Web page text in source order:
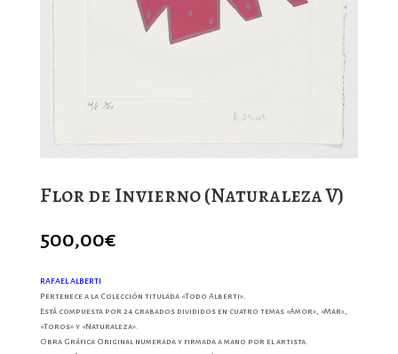
Flor de Invierno (Naturaleza V)
500,00€
RAFAEL ALBERTI
Pertenece a la Colección titulada «Todo Alberti».
Está compuesta por 24 grabados divididos en cuatro temas «Amor», «Mar»,
«Toros» y «Naturaleza».
Obra Gráfica Original numerada y firmada a mano por el artista.